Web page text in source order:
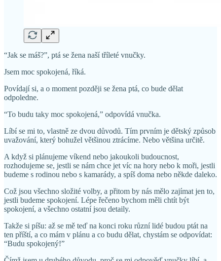
“Jak se máš?”, ptá se žena naší tříleté vnučky.
Jsem moc spokojená, říká.
Povídají si, a o moment později se žena ptá, co bude dělat
odpoledne.
“To budu taky moc spokojená,” odpovídá vnučka.
Líbí se mi to, vlastně ze dvou důvodů. Tím prvním je dětský způsob
uvažování, který bohužel většinou ztrácíme. Nebo většina určitě.
A když si plánujeme víkend nebo jakoukoli budoucnost,
rozhodujeme se, jestli se nám chce jet víc na hory nebo k moři, jestli
budeme s rodinou nebo s kamarády, a spíš doma nebo někde daleko.
Což jsou všechno složité volby, a přitom by nás mělo zajímat jen to,
jestli budeme spokojení. Lépe řečeno bychom měli chtít být
spokojení, a všechno ostatní jsou detaily.
Takže si píšu: až se mě teď na konci roku různí lidé budou ptát na
ten příští, a co mám v plánu a co budu dělat, chystám se odpovídat:
“Budu spokojený!”